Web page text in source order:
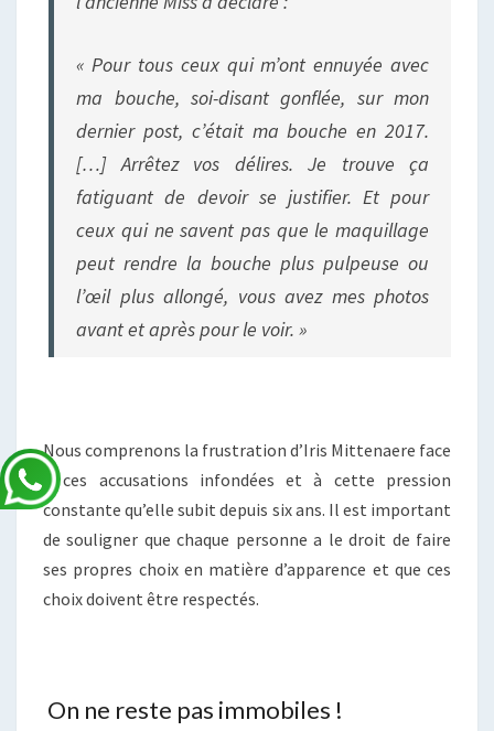
« Pour tous ceux qui m’ont ennuyée avec
ma bouche, soi-disant gonflée, sur mon
dernier post, c’était ma bouche en 2017.
[…] Arrêtez vos délires. Je trouve ça
fatiguant de devoir se justifier. Et pour
ceux qui ne savent pas que le maquillage
peut rendre la bouche plus pulpeuse ou
l’œil plus allongé, vous avez mes photos
avant et après pour le voir. »
Nous comprenons la frustration d’Iris Mittenaere face
à ces accusations infondées et à cette pression
constante qu’elle subit depuis six ans. Il est important
de souligner que chaque personne a le droit de faire
ses propres choix en matière d’apparence et que ces
choix doivent être respectés.
On ne reste pas immobiles !